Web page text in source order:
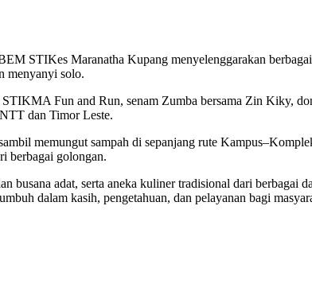
STIKes Maranatha Kupang menyelenggarakan
menyanyi solo.
Fun and Run, senam Zumba bersama Zin Kiky,
dan Timor Leste.
memungut sampah di sepanjang rute
berbagai golongan.
busana adat, serta aneka kuliner tradisional dari berbagai
dalam kasih, pengetahuan, dan pelayanan bagi